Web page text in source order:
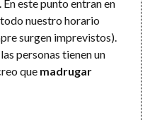
este punto entran en
nuestro horario
surgen imprevistos).
personas tienen un
que madrugar